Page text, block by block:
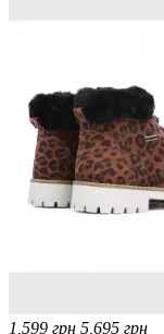
1,599 грн 5,695 грн